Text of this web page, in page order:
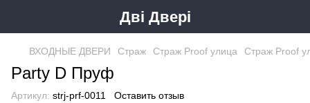
Дві Двері
ВХОДНЫЕ ДВЕРИ Страж Страж Proof улица Страж Proof
Party D Пруф
Артикул: strj-prf-0011 Оставить отзыв